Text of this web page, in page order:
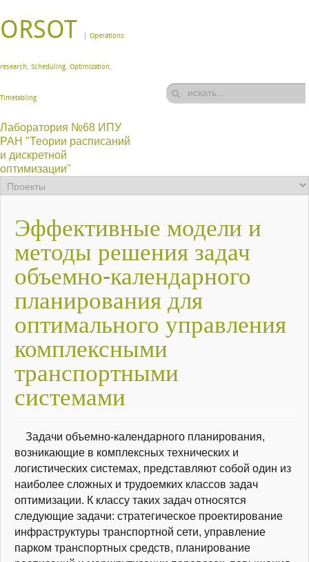
ORSOT | Operations
research, Scheduling, Optimization,
Timetabling
Лаборатория №68 ИПУ
РАН "Теории расписаний
и дискретной
оптимизации"
Эффективные модели и
методы решения задач
объемно-календарного
планирования для
оптимального управления
комплексными
транспортными
системами
Задачи объемно-календарного планирования,
возникающие в комплексных технических и
логистических системах, представляют собой один из
наиболее сложных и трудоемких классов задач
оптимизации. К классу таких задач относятся
следующие задачи: стратегическое проектирование
инфраструктуры транспортной сети, управление
парком транспортных средств, планирование